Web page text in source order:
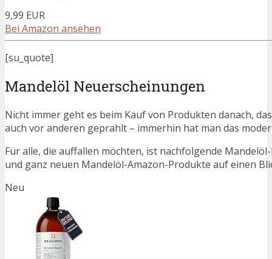
9,99 EUR
Bei Amazon ansehen
[su_quote]
Mandelöl Neuerscheinungen
Nicht immer geht es beim Kauf von Produkten danach,
auch vor anderen geprahlt – immerhin hat man das
Für alle, die auffallen möchten, ist nachfolgende
und ganz neuen Mandelöl-Amazon-Produkte auf einen
Neu